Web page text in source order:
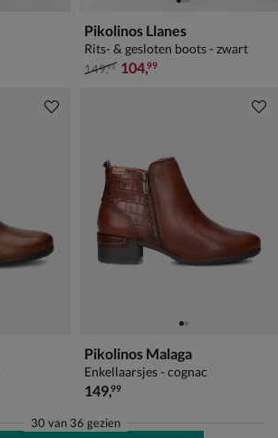
Pikolinos Llanes
Rits- & gesloten boots - zwart
van € 149,99 voor € 104,99
149,99 104,99
Pikolinos Malaga
Enkellaarsjes - cognac
€ 149,99
149,99
30 van 36 gezien